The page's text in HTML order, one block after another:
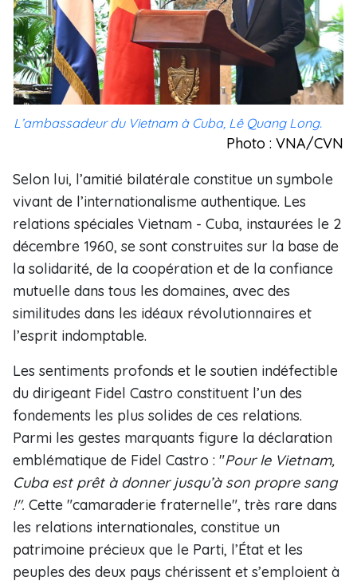
L’ambassadeur du Vietnam à Cuba, Lê Quang Long.
Photo : VNA/CVN
Selon lui, l’amitié bilatérale constitue un symbole
vivant de l’internationalisme authentique. Les
relations spéciales Vietnam - Cuba, instaurées le 2
décembre 1960, se sont construites sur la base de
la solidarité, de la coopération et de la confiance
mutuelle dans tous les domaines, avec des
similitudes dans les idéaux révolutionnaires et
l’esprit indomptable.
Les sentiments profonds et le soutien indéfectible
du dirigeant Fidel Castro constituent l’un des
fondements les plus solides de ces relations.
Parmi les gestes marquants figure la déclaration
emblématique de Fidel Castro : "Pour le Vietnam,
Cuba est prêt à donner jusqu’à son propre sang
!". Cette "camaraderie fraternelle", très rare dans
les relations internationales, constitue un
patrimoine précieux que le Parti, l’État et les
peuples des deux pays chérissent et s’emploient à